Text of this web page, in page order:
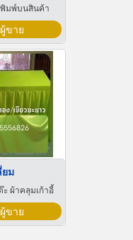
พิมพ์บนสินค้า
ขาย
ยม
ะ ผ้าคลุมเก้าอี้
ขาย